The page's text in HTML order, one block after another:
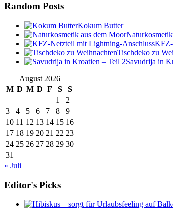
Random Posts
Kokum Butter
Tischdeko zu
Savudrija in
August 2026
M D M D F S
S
1
2
3
4 5 6 7 8
9
10 11 12 13 14 15 16
17 18 19 20 21 22 23
24 25 26 27 28 29 30
31
« Juli
Editor's Picks